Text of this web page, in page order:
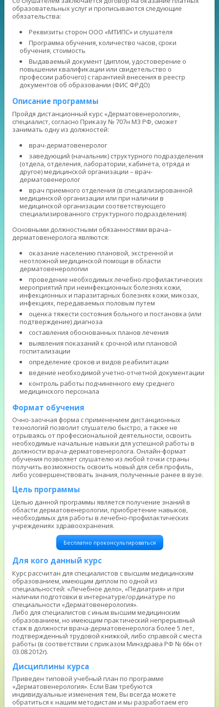
образовательных услуг и прописываются следующие
обязательства:
Реквизиты сторон ООО «МТИПС» и слушателя
Программа обучения, количество часов, сроки
обучения, стоимость
Выдаваемый документ (диплом, удостоверение о
повышении квалификации или свидетельство о
профессии рабочего) с гарантией внесения в реестр
документов об образовании (ФИС ФРДО)
Описание программы
Пройдя дистанционный курс «Дерматовенерология»,
специалист, согласно Приказу № 707н МЗ РФ, сможет
занимать одну из должностей:
врач-дерматовенеролог
заведующий (начальник) структурного подразделения
(отдела, отделения, лаборатории, кабинета, отряда и
другое) медицинской организации – врач-
дерматовенеролог
врач приемного отделения (в специализированной
медицинской организации или при наличии в
медицинской организации соответствующего
специализированного структурного подразделения)
Основными должностными обязанностями врача–
дерматовенеролога являются:
оказание населению плановой, экстренной и
неотложной медицинской помощи в области
дерматовенерологии
проведение необходимых лечебно-профилактических
мероприятий при неинфекционных болезнях кожи,
инфекционных и паразитарных болезнях кожи, микозах,
инфекциях, передаваемых половым путем
оценка тяжести состояния больного и постановка (или
подтверждение) диагноза
составления обоснованных планов лечения
выявления показаний к срочной или плановой
госпитализации
определение сроков и видов реабилитации
ведение необходимой учетно-отчетной документации
контроль работы подчиненного ему среднего
медицинского персонала
Формат обучения
Очно-заочная форма с применением дистанционных
технологий позволит слушателю быстро, а также не
отрываясь от профессиональной деятельности, освоить
необходимые начальные навыки для успешной работы в
должности врача-дерматовенеролога. Онлайн-формат
обучения позволяет слушателю из любой точки страны
получить возможность освоить новый для себя профиль,
либо усовершенствовать знания, полученные ранее в вузе.
Цель программы
Целью данной программы является получение знаний в
области дерматовенерологии, приобретение навыков,
необходимых для работы в лечебно-профилактических
учреждениях здравоохранения.
Бесплатно проконсультироваться
Для кого данный курс
Курс рассчитан для специалистов с высшим медицинским
образованием, имеющим диплом по одной из
специальностей: «Лечебное дело», «Педиатрия» и при
наличии подготовки в интернатуре/ординатуре по
специальности «Дерматовенерология».
Либо для специалистов с иным высшим медицинским
образованием, но имеющим практический непрерывный
стаж в должности врача-дерматовенеролога более 5 лет,
подтвержденный трудовой книжкой, либо справкой с места
работы (в соответствии с приказом Минздрава РФ № 66н от
03.08.2012г).
Дисциплины курса
Приведен типовой учебный план по программе
«Дерматовенерология». Если Вам требуются
индивидуальные изменения тем, Вы всегда можете
обратиться к нашим методистам и мы разработаем его